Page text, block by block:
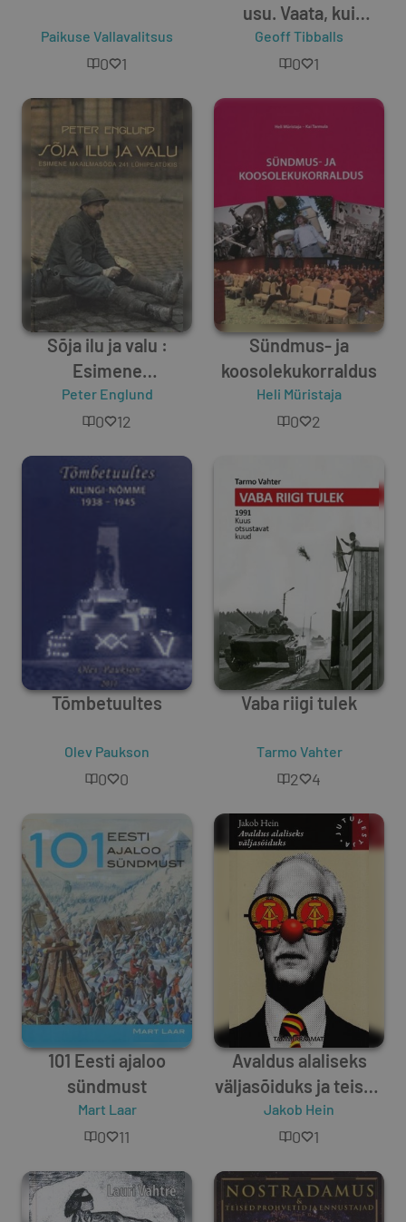
Paikuse Vallavalitsus
0 1
usu. Vaata, kui
julged!
Geoff Tibballs
0 1
Sõja ilu ja valu :
Esimene
maailmasõda 241
lühipeatükis
Peter Englund
0 12
Sündmus- ja
koosolekukorraldus
Heli Müristaja
0 2
Tõmbetuultes
Olev Paukson
0 0
Vaba riigi tulek
Tarmo Vahter
2 4
101 Eesti ajaloo
sündmust
Mart Laar
0 11
Avaldus alaliseks
väljasõiduks ja teised
müüdid Saksa
Demokraatlikust
Jakob Hein
0 1